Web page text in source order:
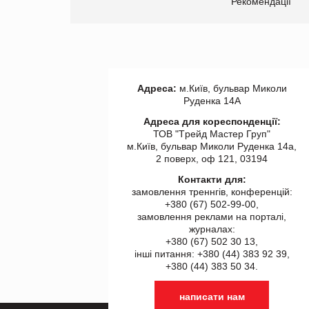
Адреса: м.Київ, бульвар Миколи
Руденка 14А
Адреса для кореспонденції:
ТОВ "Tрейд Мастер Груп"
м.Київ, бульвар Миколи Руденка 14а,
2 поверх, оф 121, 03194
Контакти для:
замовлення треннгів, конференцій:
+380 (67) 502-99-00,
замовлення реклами на порталі,
журналах:
+380 (67) 502 30 13,
інші питання: +380 (44) 383 92 39,
+380 (44) 383 50 34.
написати нам